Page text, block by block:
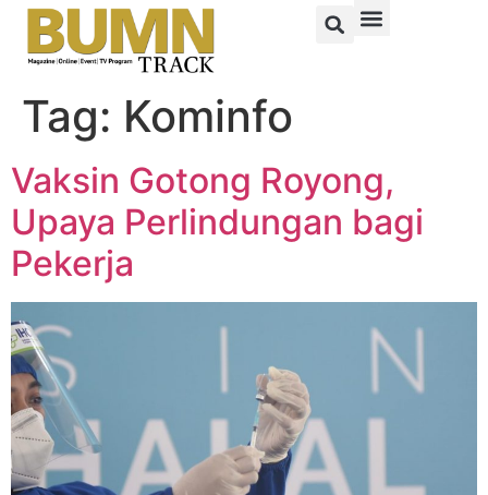
Tag: Kominfo
Vaksin Gotong Royong,
Upaya Perlindungan bagi
Pekerja